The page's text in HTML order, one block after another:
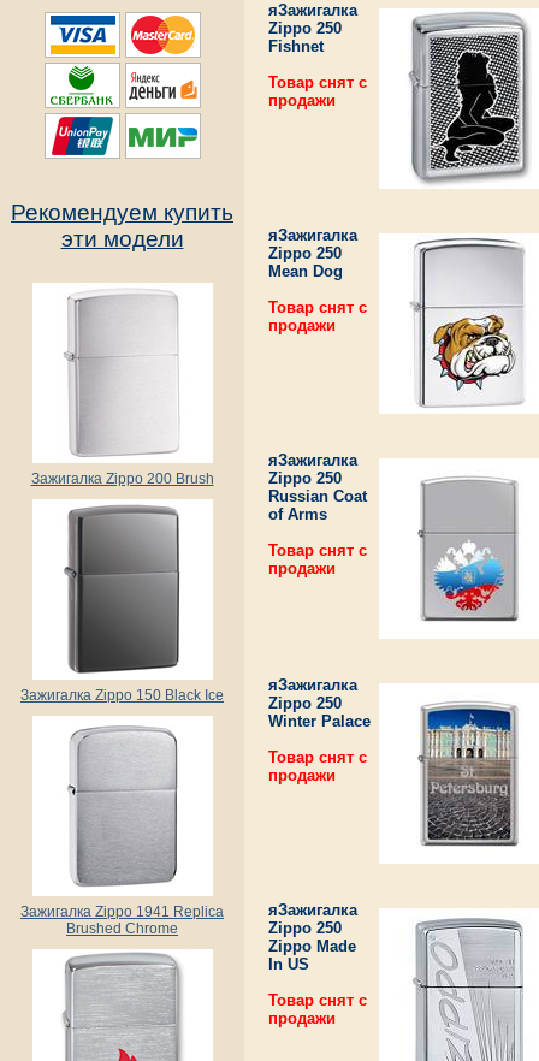
Рекомендуем купить
эти модели
Зажигалка Zippo 200 Brush
Зажигалка Zippo 150 Black Ice
Зажигалка Zippo 1941 Replica
Brushed Chrome
яЗажигалка
Zippo 250
Fishnet
Товар снят с
продажи
яЗажигалка
Zippo 250
Mean Dog
Товар снят с
продажи
яЗажигалка
Zippo 250
Russian Coat
of Arms
Товар снят с
продажи
яЗажигалка
Zippo 250
Winter Palace
Товар снят с
продажи
яЗажигалка
Zippo 250
Zippo Made
In US
Товар снят с
продажи